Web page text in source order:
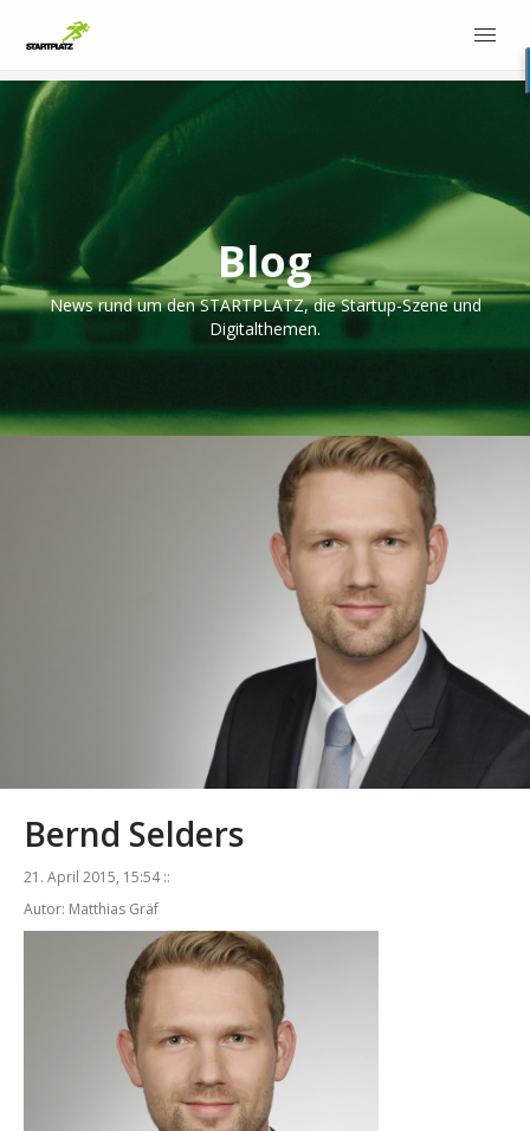
Blog
News rund um den STARTPLATZ, die Startup-Szene und
Digitalthemen.
Bernd Selders
21. April 2015, 15:54 ::
Autor: Matthias Gräf